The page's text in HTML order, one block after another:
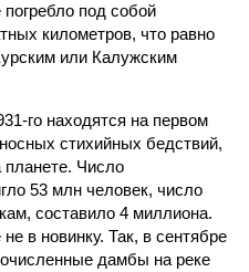
под собой
километров, что равно
или Калужским
го находятся на первом
стихийных бедствий,
планете. Число
53 млн человек, число
составило 4 миллиона.
в новинку. Так, в сентябре
дамбы на реке